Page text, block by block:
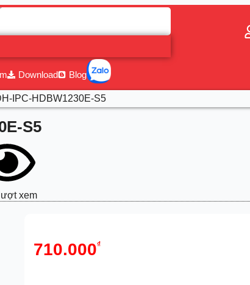
Download Blog
IPC-HDBW1230E-S5
S5
xem
710.000₫